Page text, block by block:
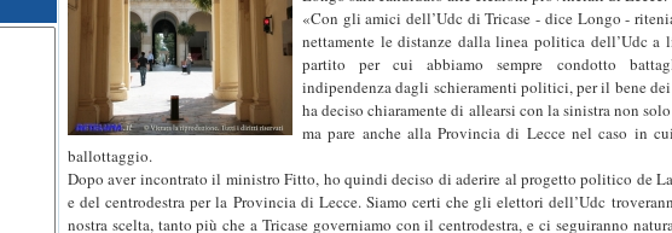
«Con gli amici dell’Udc di Tricase - dice Longo -
nettamente le distanze dalla linea politica dell’Udc
partito per cui abbiamo sempre condotto
indipendenza dagli schieramenti politici, per il bene
ha deciso chiaramente di allearsi con la sinistra non
ma pare anche alla Provincia di Lecce nel caso in
ballottaggio.
Dopo aver incontrato il ministro Fitto, ho quindi deciso di aderire al progetto politico de
e del centrodestra per la Provincia di Lecce. Siamo certi che gli elettori dell’Udc
nostra scelta, tanto più che a Tricase governiamo con il centrodestra, e ci seguiranno